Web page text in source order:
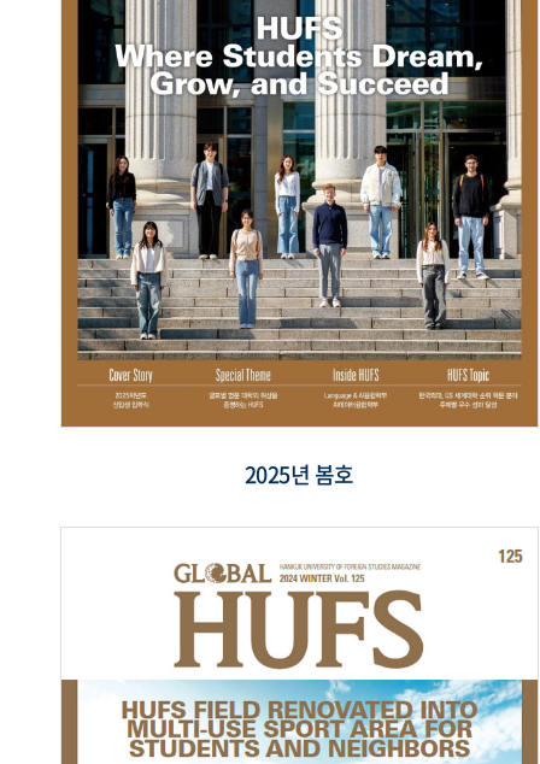
2025년 봄호